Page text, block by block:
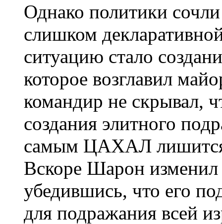
Однако политики
слишком
ситуацию стало
которое возглавил
командир не скрывал,
создания элитного
самым ЦАХАЛ
Вскоре Шарон изменил
убедившись, что его
для подражания всей